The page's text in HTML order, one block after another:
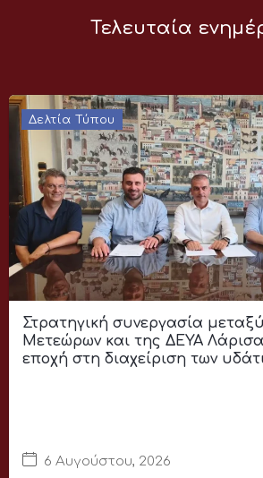
Τελευταία
Δελτία Τύπου
Στρατηγική συνεργασία
Μετεώρων και της ΔΕΥΑ
εποχή στη διαχείριση των
6 Αυγούστου, 2026